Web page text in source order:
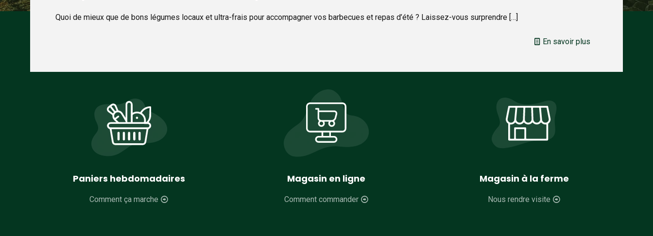
Quoi de mieux que de bons légumes locaux et ultra-frais pour accompagner vos barbecues et repas d’été ? Laissez-vous surprendre […]
En savoir plus
Paniers hebdomadaires
Comment ça marche
Magasin en ligne
Comment commander
Magasin à la ferme
Nous rendre visite